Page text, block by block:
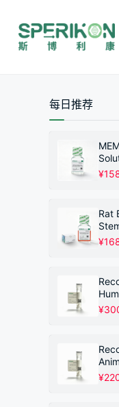
每日推荐
¥
Rat
¥
¥
¥